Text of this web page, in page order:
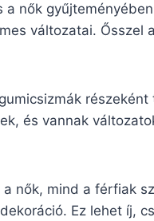
nők
változatai. Ősszel
és vannak
nők, mind a férfiak
Ez lehet íj,